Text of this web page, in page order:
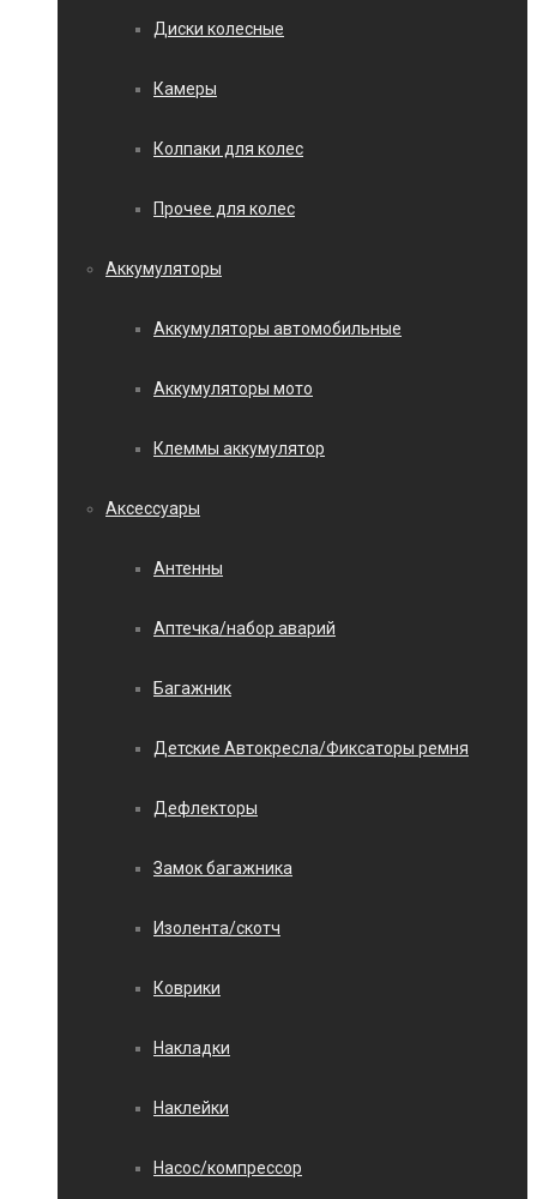
Диски колесные
Камеры
Колпаки для колес
Прочее для колес
Аккумуляторы
Аккумуляторы автомобильные
Аккумуляторы мото
Клеммы аккумулятор
Аксессуары
Антенны
Аптечка/набор аварий
Багажник
Детские Автокресла/Фиксаторы ремня
Дефлекторы
Замок багажника
Изолента/скотч
Коврики
Накладки
Наклейки
Насос/компрессор